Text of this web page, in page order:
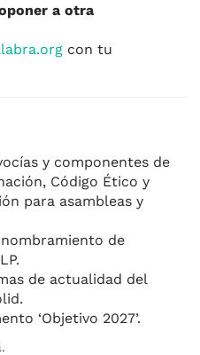
a otra
con tu
y componentes de
Código Ético y
para asambleas y
de
de actualidad del
‘Objetivo 2027’.